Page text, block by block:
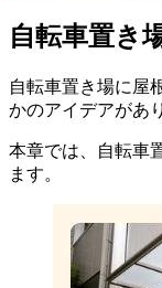
自転車置き
自転車置き場に屋
かのアイデアがあ
本章では、自転車
ます。